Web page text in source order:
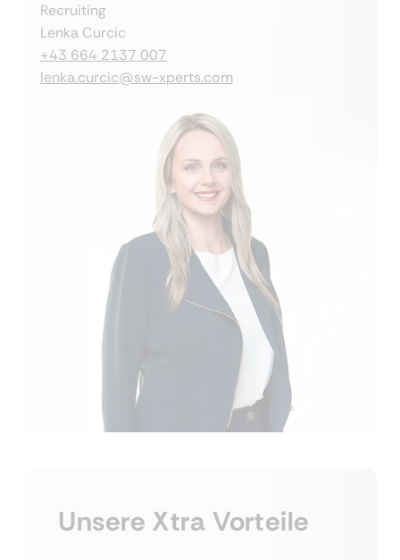
Recruiting
Lenka Curcic
+43 664 2137 007
lenka.curcic@sw-xperts.com
Unsere Xtra Vorteile